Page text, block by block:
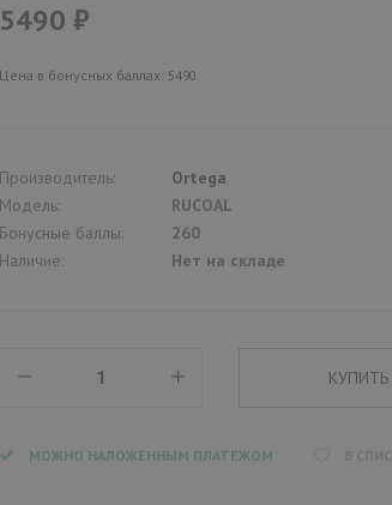
5490 ₽
Цена в бонусных баллах: 5490
Производитель:
Ortega
Модель:
RUCOAL
Бонусные баллы:
260
Наличие:
Нет на складе
МОЖНО НАЛОЖЕННЫМ ПЛАТЕЖОМ